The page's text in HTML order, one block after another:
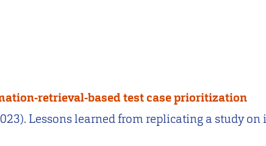
retrieval-based test case prioritization
Lessons learned from replicating a study